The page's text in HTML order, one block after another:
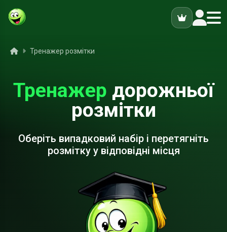
ГоловнаТренажер розмітки
Тренажер дорожньої
розмітки
Оберіть випадковий набір і перетягніть
розмітку у відповідні місця